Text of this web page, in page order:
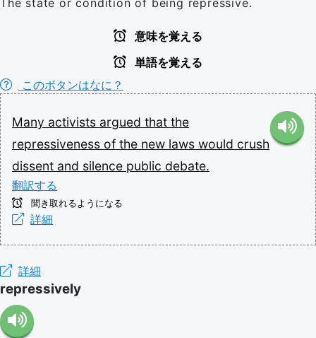
意味を覚える
単語を覚える
このボタンはなに？
Many activists argued that the
repressiveness of the new laws would crush
dissent and silence public debate.
翻訳する
聞き取れるようになる
詳細
詳細
repressively